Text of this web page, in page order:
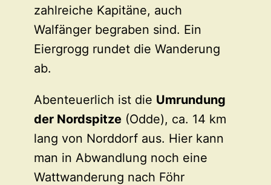
zahlreiche Kapitäne, auch
Walfänger begraben sind. Ein
Eiergrogg rundet die Wanderung
ab.
Abenteuerlich ist die Umrundung
der Nordspitze (Odde), ca. 14 km
lang von Norddorf aus. Hier kann
man in Abwandlung noch eine
Wattwanderung nach Föhr